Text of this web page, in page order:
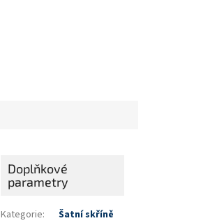
Doplňkové
parametry
Kategorie:
Šatní skříně